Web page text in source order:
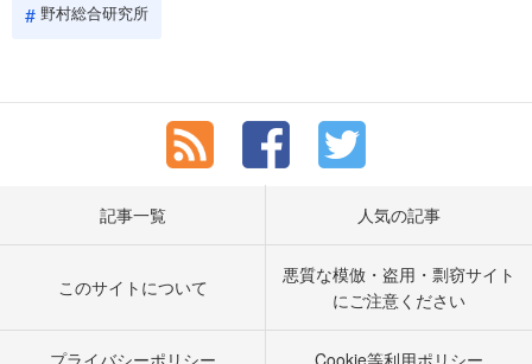
野村総合研究所
記事一覧 人気の記事
このサイトについて
悪質な模倣・盗用・剽窃サイト
にご注意ください
プライバシーポリシー Cookie等利用ポリシー